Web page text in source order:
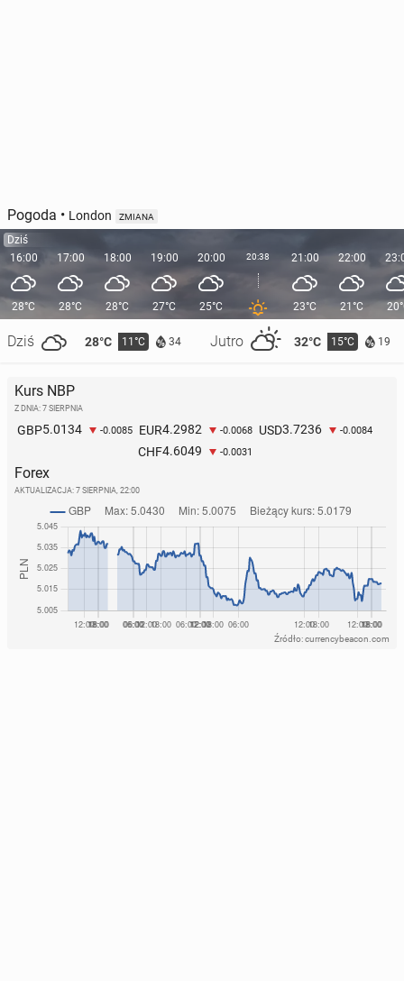
Pogoda • London ZMIANA
Dziś
16:00
28°C
Dziś 28°C 11°C 34 Jutro 32°C 15°C 19
17:00
28°C
18:00
28°C
19:00
27°C
20:00
25°C
20:38 21:00
23°C
22:00
21°C
Kurs NBP
Z DNIA: 7 SIERPNIA
GBP5.0134 -0.0085 EUR4.2982 -0.0068 USD3.7236 -0.0084
CHF4.6049 -0.0031
Forex
AKTUALIZACJA: 7 SIERPNIA, 22:00
Źródło: currencybeacon.com